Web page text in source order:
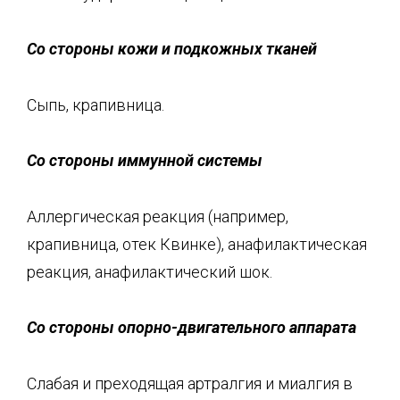
Со стороны кожи и подкожных тканей
Сыпь, крапивница.
Со стороны иммунной системы
Аллергическая реакция (например,
крапивница, отек Квинке), анафилактическая
реакция, анафилактический шок.
Со стороны опорно-двигательного аппарата
Слабая и преходящая артралгия и миалгия в